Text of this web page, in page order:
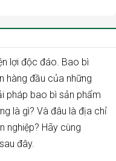
lợi độc đáo. Bao bì
hàng đầu của những
pháp bao bì sản phẩm
là gì? Và đâu là địa chỉ
nghiệp? Hãy cùng
đây.